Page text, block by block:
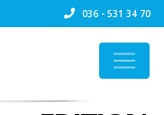
036 - 531 34 70